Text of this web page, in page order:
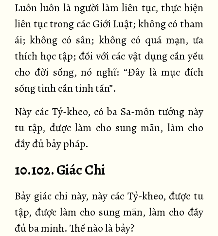
Luôn luôn là người làm liên tục, thực hiện
liên tục trong các Giới Luật; không có tham
ái; không có sân; không có quá mạn, ưa
thích học tập; đối với các vật dụng cần yếu
cho đời sống, nó nghĩ: “Đây là mục đích
sống tinh cần tinh tấn”.
Này các Tỷ-kheo, có ba Sa-môn tưởng này
tu tập, được làm cho sung mãn, làm cho
đầy đủ bảy pháp.
10.102. Giác Chi
Bảy giác chi này, này các Tỷ-kheo, được tu
tập, được làm cho sung mãn, làm cho đầy
đủ ba minh. Thế nào là bảy?